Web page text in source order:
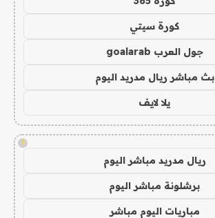
كورة سيتي
جول العرب goalarab
بث مباشر ريال مدريد اليوم
يلا لايف
!
ريال مدريد مباشر اليوم
برشلونة مباشر اليوم
مباريات اليوم مباشر